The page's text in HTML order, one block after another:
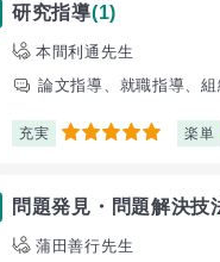
研究指導(1)
本間利通先生
論文指導、就職指導、
充実 5 楽単
問題発見・問題解決技
蒲田善行先生